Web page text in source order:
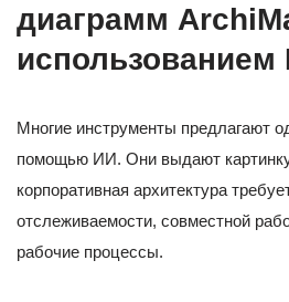
диаграмм
использованием
Многие инструменты предлагают
помощью ИИ. Они выдают
корпоративная архитектура
отслеживаемости, совместной
рабочие процессы.